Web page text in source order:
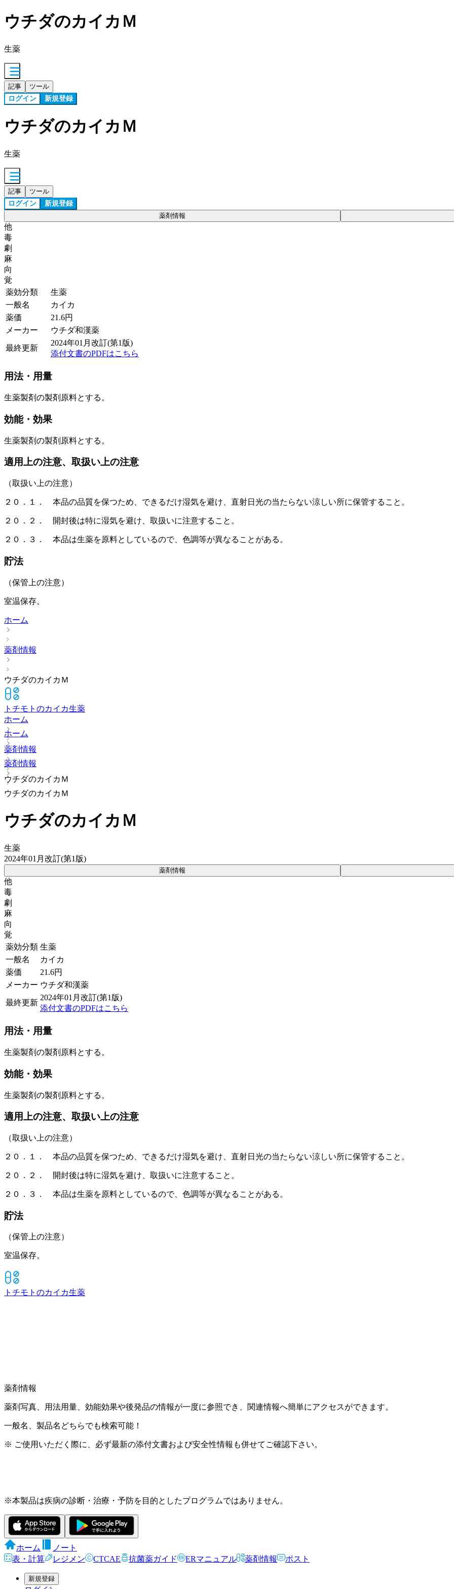
ウチダのカイカＭ
生薬
記事 ツール
ログイン 新規登録
ウチダのカイカＭ
生薬
記事 ツール
ログイン 新規登録
薬剤情報
他
毒
劇
麻
向
覚
薬効分類
生薬
一般名
カイカ
薬価
21.6円
メーカー
ウチダ和漢薬
最終更新
2024年01月改訂(第1版)
添付文書のPDFはこちら
用法・用量
生薬製剤の製剤原料とする。
効能・効果
生薬製剤の製剤原料とする。
適用上の注意、取扱い上の注意
（取扱い上の注意）
２０．１． 本品の品質を保つため、できるだけ湿気を避け、直射日光の当たらない涼しい所に保管すること。
２０．２． 開封後は特に湿気を避け、取扱いに注意すること。
２０．３． 本品は生薬を原料としているので、色調等が異なることがある。
貯法
（保管上の注意）
室温保存。
ホーム
薬剤情報
ウチダのカイカＭ
トチモトのカイカ生薬
ホーム
薬剤情報
ウチダのカイカＭ
ホーム
薬剤情報
ウチダのカイカＭ
ウチダのカイカＭ
生薬
2024年01月改訂(第1版)
薬剤情報
他
毒
劇
麻
向
覚
薬効分類 生薬
一般名
カイカ
薬価
21.6円
メーカー ウチダ和漢薬
最終更新
2024年01月改訂(第1版)
添付文書のPDFはこちら
用法・用量
生薬製剤の製剤原料とする。
効能・効果
生薬製剤の製剤原料とする。
適用上の注意、取扱い上の注意
（取扱い上の注意）
２０．１． 本品の品質を保つため、できるだけ湿気を避け、直射日光の当たらない涼しい所に保管すること。
２０．２． 開封後は特に湿気を避け、取扱いに注意すること。
２０．３． 本品は生薬を原料としているので、色調等が異なることがある。
貯法
（保管上の注意）
室温保存。
トチモトのカイカ生薬
薬剤情報
薬剤写真、用法用量、効能効果や後発品の情報が一度に参照でき、関連情報へ簡単にアクセスができます。
一般名、製品名どちらでも検索可能！
※ ご使用いただく際に、必ず最新の添付文書および安全性情報も併せてご確認下さい。
※本製品は疾病の診断・治療・予防を目的としたプログラムではありません。
ホーム
ノート
表・計算
レジメン CTCAE 抗菌薬ガイド ERマニュアル 薬剤情報 ポスト
新規登録